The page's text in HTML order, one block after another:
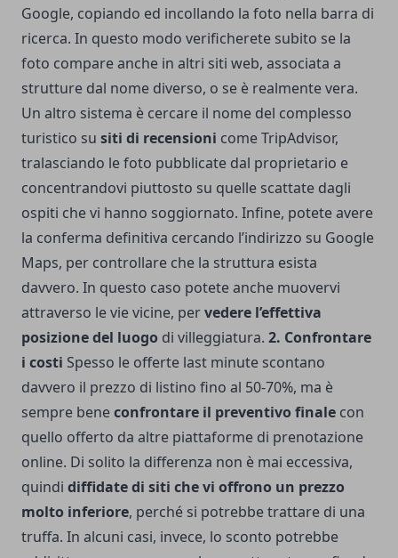
Google, copiando ed incollando la foto nella barra di
ricerca. In questo modo verificherete subito se la
foto compare anche in altri siti web, associata a
strutture dal nome diverso, o se è realmente vera.
Un altro sistema è cercare il nome del complesso
turistico su siti di recensioni come TripAdvisor,
tralasciando le foto pubblicate dal proprietario e
concentrandovi piuttosto su quelle scattate dagli
ospiti che vi hanno soggiornato. Infine, potete avere
la conferma definitiva cercando l’indirizzo su Google
Maps, per controllare che la struttura esista
davvero. In questo caso potete anche muovervi
attraverso le vie vicine, pervedere l’effettiva
posizione del luogo di villeggiatura. 2. Confrontare
i costi Spesso le offerte last minute scontano
davvero il prezzo di listino fino al 50-70%, ma è
sempre beneconfrontare il preventivo finale con
quello offerto da altre piattaforme di prenotazione
online. Di solito la differenza non è mai eccessiva,
quindi diffidate di siti che vi offrono un prezzo
molto inferiore, perché si potrebbe trattare di una
truffa. In alcuni casi, invece, lo sconto potrebbe